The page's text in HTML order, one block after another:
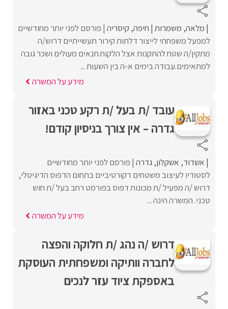
מלאה משמרות חיפה קיסריה פורסם לפני יותר מחודשיים
למפעל משפחתי לייצור דלתות קירור תעשייתיים דרוש/ה
מתקין/ה שטח להתקנות אצל הלקוח.תנאים מעולים ושכר גובה
למתאימים.עבודה בימים א-ה בין השעות ...
מידע על המשרה
עובד /ת בעל /ת רקע טכני באזור
גדרה – אין צורך בניסיון קודם!
אשדוד אשקלון גדרה פורסם לפני יותר מחודשיים
לסטודיו לעיצוב משטחים דקורטיביים בתחום הדפוס הדיגיטלי,
דרוש /ה מפעיל /ת מכונות דפוס בפורמט רחב בעל /ת חוש
טכני. המשרה הינה ...
מידע על המשרה
דרוש /ה נהג /ת חלוקה והפצה
לחברה וותיקה ומשפחתית העוסקת
באספקת ציוד עזר לנכים